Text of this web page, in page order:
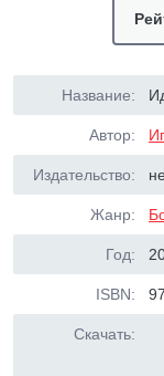
Название:
Автор:
Издательство:
Жанр:
Год:
ISBN:
Скачать: